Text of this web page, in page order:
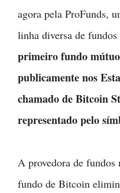
agora pela ProFunds,
linha diversa de fundos
primeiro fundo
publicamente nos
chamado de Bitcoin
representado pelo
A provedora de fundos
fundo de Bitcoin